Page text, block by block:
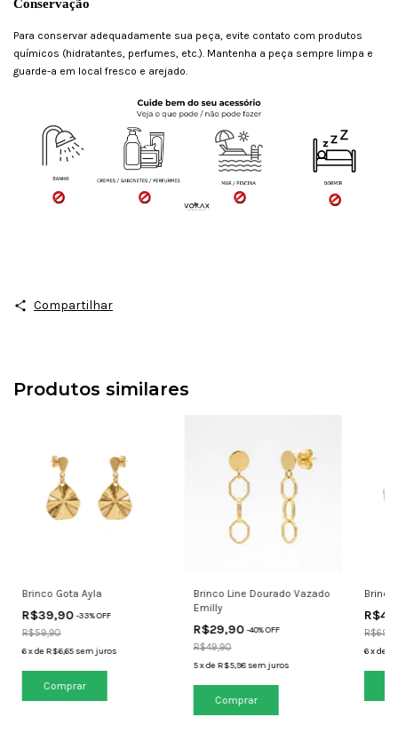
Conservação
Para conservar adequadamente sua peça, evite contato com produtos
químicos (hidratantes, perfumes, etc.). Mantenha a peça sempre limpa e
guarde-a em local fresco e arejado.
Compartilhar
Produtos similares
Brinco Gota Ayla
R$39,90-33% OFF
R$59,90
6xdeR$6,65sem juros
Brinco Line Dourado Vazado
Emilly
R$29,90-40% OFF
R$49,90
5xdeR$5,98 sem juros
Brinco
6xde